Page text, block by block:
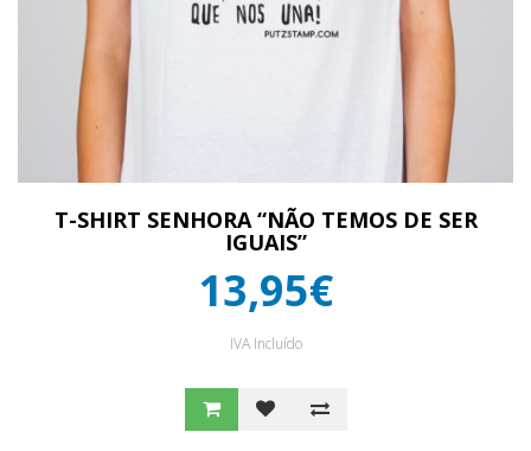
T-SHIRT SENHORA “NÃO TEMOS DE SER
IGUAIS”
13,95€
IVA Incluído